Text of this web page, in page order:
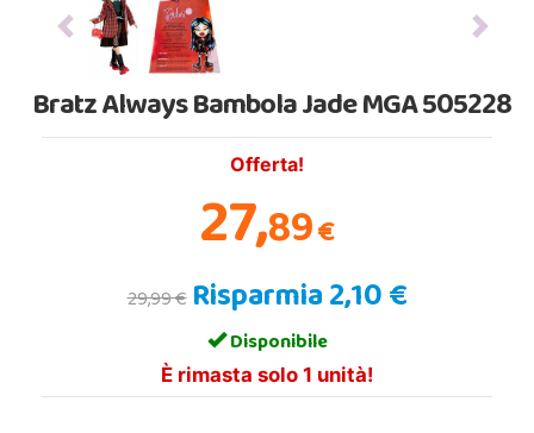
Previous Next
Bratz Always Bambola Jade MGA 505228
Offerta!
27,89€
29,99 € Risparmia 2,10 €
Disponibile
È rimasta solo 1 unità!